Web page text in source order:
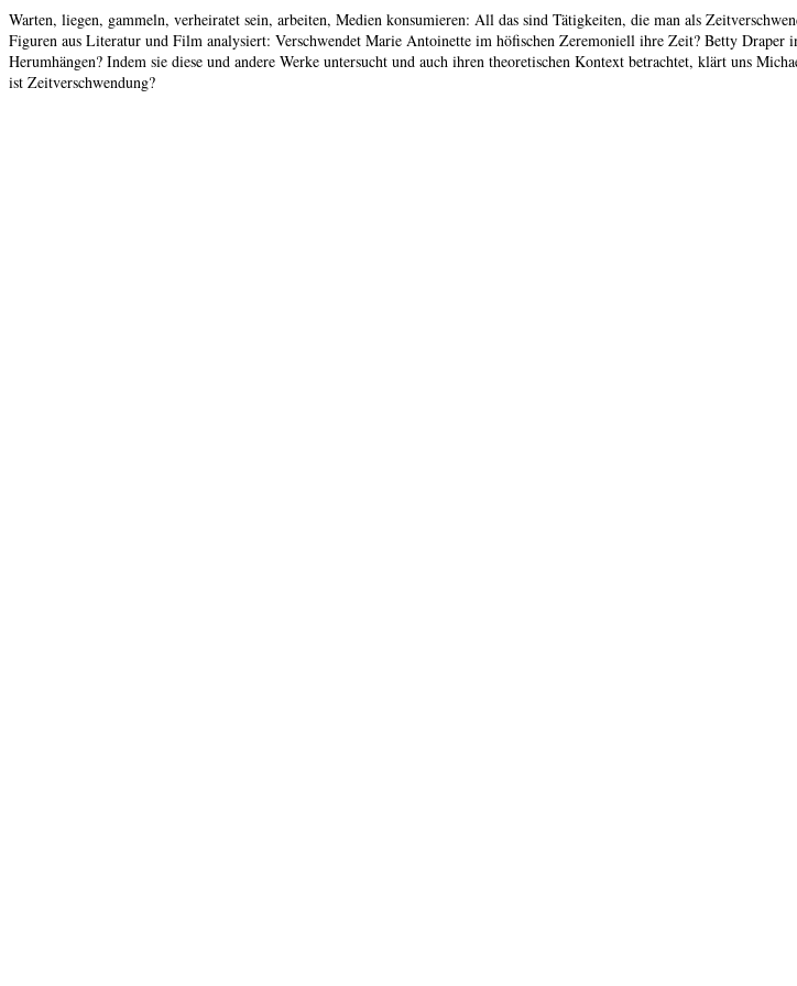
Warten, liegen, gammeln, verheiratet sein, arbeiten, Medien konsumieren: All das sind Tätigkeiten, die man als
Figuren aus Literatur und Film analysiert: Verschwendet Marie Antoinette im höfischen Zeremoniell ihre Zeit? Betty
Herumhängen? Indem sie diese und andere Werke untersucht und auch ihren theoretischen Kontext betrachtet, klärt uns
ist Zeitverschwendung?